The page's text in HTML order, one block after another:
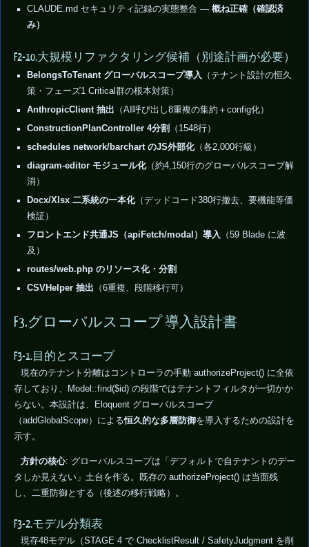
CLAUDE.md セキュリティ記録の実態整合 — 概ね正確（確認済
み）
F2-10.大規模リファクタリング候補（別途計画が必要）
BelongsToTenant グローバルスコープ導入 （テナント設計の恒久
策・フェーズ1 Critical群の根本対策）
AnthropicClient 抽出 （AI呼び出し8重複の集約＋config化）
ConstructionPlanController 4分割
（1548行）
schedules network/barchart のJS外部化（各2,000行級）
diagram-editor モジュール化（約4,150行のグローバルスコープ解
消）
Docx/Xlsx 二系統の一本化（デッドコード380行撤去、要機能等価
検証）
フロントエンド共通JS（apiFetch/modal）導入 （59 Blade に波
及）
routes/web.php のリソース化・分割
CSVHelper 抽出 （6重複、段階移行可）
F3.グローバルスコープ 導入設計書
F3-1.目的とスコープ
現在のテナント分離はコントローラの手動 authorizeProject() に全依
存しており、Model::find($id) の段階ではテナントフィルタが一切かか
らない。本設計は、Eloquent グローバルスコープ
（addGlobalScope）による恒久的な多層防御を導入するための設計を
示す。
方針の核心: グローバルスコープは「デフォルトで自テナントのデー
タしか見えない」土台を作る。既存の authorizeProject() は当面残
し、二重防御とする（後述の移行戦略）。
F3-2.モデル分類表
現存48モデル（STAGE 4 で ChecklistResult / SafetyJudgment を削